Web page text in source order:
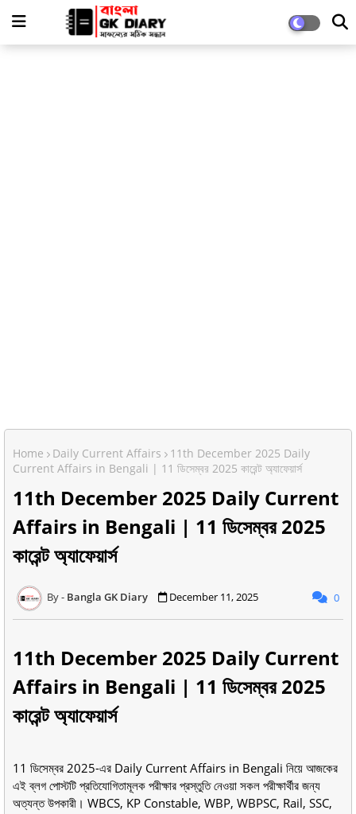
Home Daily Current Affairs
11th December 2025 Daily
Current Affairs in Bengali | 11 ডিসেম্বর 2025 কারেন্ট অ্যাফেয়ার্স
11th December 2025 Daily Current
Affairs in Bengali | 11 ডিসেম্বর 2025
কারেন্ট অ্যাফেয়ার্স
Bangla GK Diary December 11, 2025 0
11th December 2025 Daily Current
Affairs in Bengali | 11 ডিসেম্বর 2025
কারেন্ট অ্যাফেয়ার্স
11 ডিসেম্বর 2025-এর Daily Current Affairs in Bengali নিয়ে আজকের
এই ব্লগ পোস্টটি প্রতিযোগিতামূলক পরীক্ষার প্রস্তুতি নেওয়া সকল পরীক্ষার্থীর জন্য
অত্যন্ত উপকারী। WBCS, KP Constable, WBP, WBPSC, Rail, SSC,